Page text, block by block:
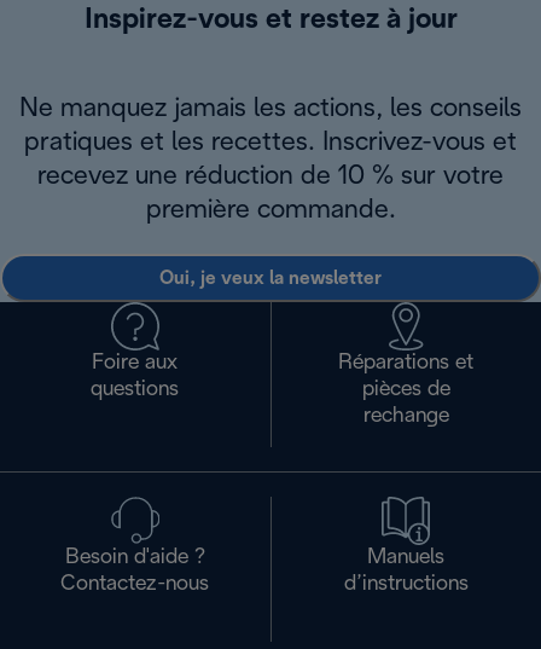
Inspirez-vous et restez à jour
Ne manquez jamais les actions, les conseils
pratiques et les recettes. Inscrivez-vous et
recevez une réduction de 10 % sur votre
première commande.
Oui, je veux la newsletter
Foire aux
questions
Réparations et
pièces de
rechange
Besoin d'aide ?
Contactez-nous
Manuels
d’instructions